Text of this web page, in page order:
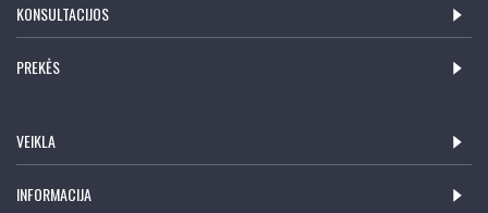
KONSULTACIJOS
PREKĖS
VEIKLA
INFORMACIJA